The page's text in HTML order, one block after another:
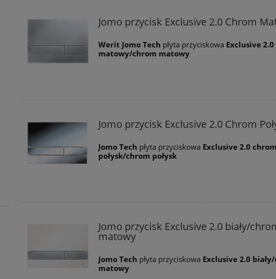
Jomo przycisk Exclusive 2.0 Chrom
Werit Jomo Tech płyta przyciskowa Exclusive
matowy/chrom matowy
Jomo przycisk Exclusive 2.0 Chrom
Jomo Tech płyta przyciskowa Exclusive 2.0
połysk/chrom połysk
Jomo przycisk Exclusive 2.0 biały/
matowy
Jomo Tech płyta przyciskowa Exclusive 2.0
matowy